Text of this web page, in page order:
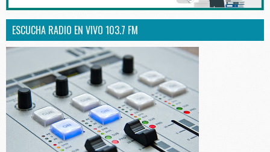
ESCUCHA RADIO EN VIVO 103.7 FM